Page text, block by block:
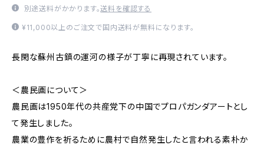
別途送料がかかります。送料を確認する
¥11,000以上のご注文で国内送料が無料になります。
長閑な蘇州古鎮の運河の様子が丁寧に再現されています。
＜農民画について＞
農民画は1950年代の共産党下の中国でプロパガンダアートとし
て発生しました。
農業の豊作を祈るために農村で自然発生したと言われる素朴か